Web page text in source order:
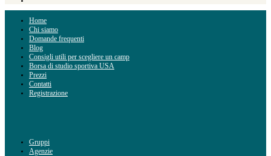
Home
Chi siamo
Domande frequenti
Blog
Consigli utili per scegliere un camp
Borsa di studio sportiva USA
Prezzi
Contatti
Registrazione
Gruppi
Agenzie